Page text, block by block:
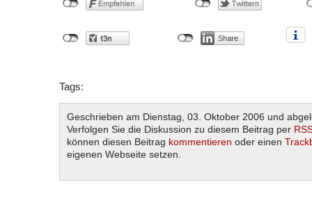
Tags:
Geschrieben am Dienstag, 03. Oktober 2006 und
Verfolgen Sie die Diskussion zu diesem Beitrag per
können diesen Beitrag kommentieren oder einen
eigenen Webseite setzen.